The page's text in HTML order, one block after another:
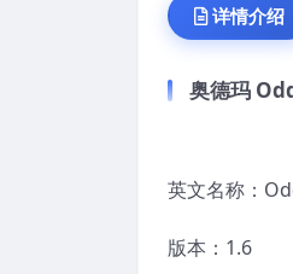
详情介绍
奥德玛
英文名称：
版本：1.6